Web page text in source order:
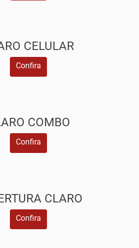
CELULAR
Confira
COMBO
Confira
CLARO
Confira